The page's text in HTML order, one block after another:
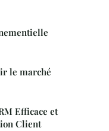
le marché
Efficace et
Client